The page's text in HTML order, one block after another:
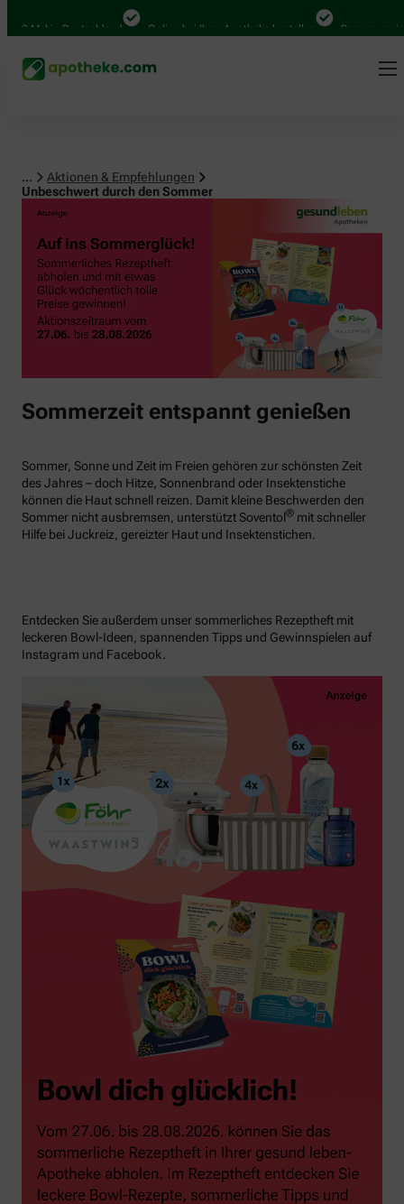
Mal in Deutschland Online bei Ihrer Apotheke bestellen Bequem
...
Aktionen & Empfehlungen
Unbeschwert durch den Sommer
Sommerzeit entspannt genießen
Sommer, Sonne und Zeit im Freien gehören zur schönsten Zeit
des Jahres – doch Hitze, Sonnenbrand oder Insektenstiche
können die Haut schnell reizen. Damit kleine Beschwerden den
Sommer nicht ausbremsen, unterstützt Soventol® mit schneller
Hilfe bei Juckreiz, gereizter Haut und Insektenstichen.
Entdecken Sie außerdem unser sommerliches Rezeptheft mit
leckeren Bowl-Ideen, spannenden Tipps und Gewinnspielen auf
Instagram und Facebook.